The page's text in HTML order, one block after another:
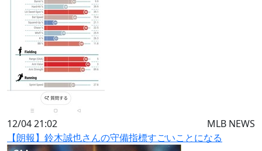
12/04 21:02
MLB NEWS
【朗報】鈴木誠也さんの守備指標すごいことになる